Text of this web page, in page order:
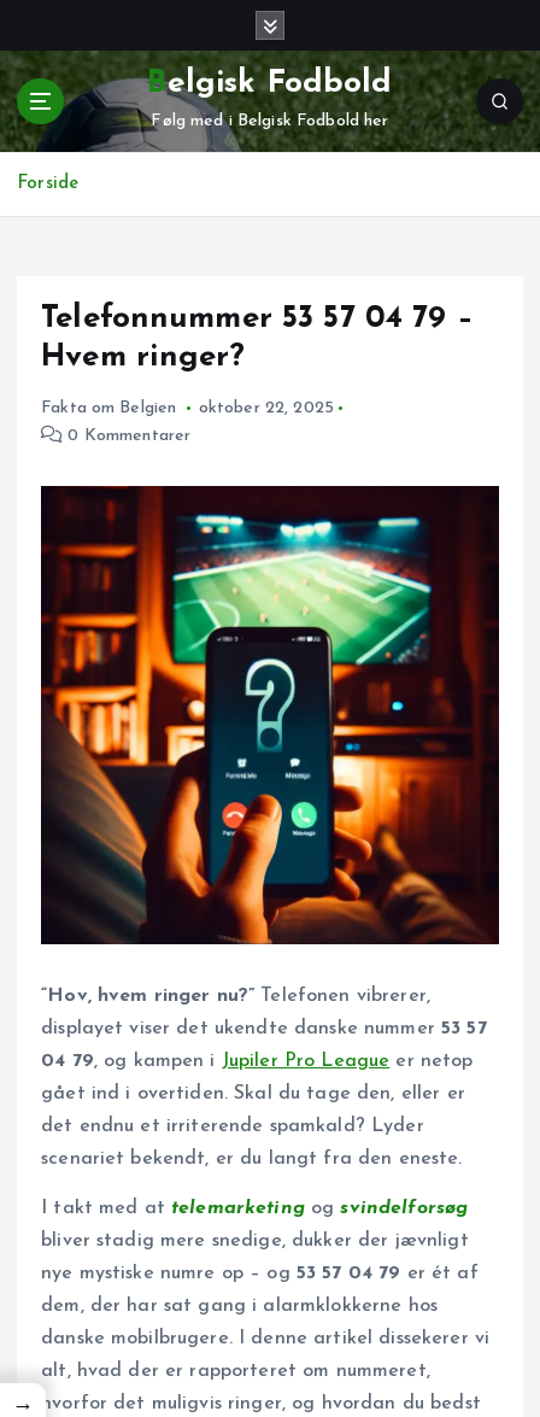
t
i
i
Belgisk Fodbold
Følg med i Belgisk Fodbold her
Forside
Telefonnummer 53 57 04 79 –
Hvem ringer?
Fakta om Belgien
oktober 22, 2025
0 Kommentarer
“Hov, hvem ringer nu?” Telefonen vibrerer,
displayet viser det ukendte danske nummer 53 57
04 79, og kampen i Jupiler Pro League er netop
gået ind i overtiden. Skal du tage den, eller er
det endnu et irriterende spamkald? Lyder
scenariet bekendt, er du langt fra den eneste.
I takt med at telemarketingogsvindelforsøg
bliver stadig mere snedige, dukker der jævnligt
nye mystiske numre op – og 53 57 04 79 er ét af
dem, der har sat gang i alarmklokkerne hos
danske mobilbrugere. I denne artikel dissekerer vi
alt, hvad der er rapporteret om nummeret,
hvorfor det muligvis ringer, og hvordan du bedst
→